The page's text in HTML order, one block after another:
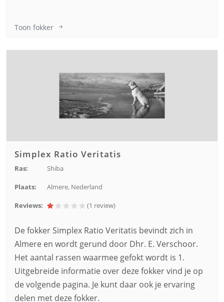
Toon fokker
Simplex Ratio Veritatis
Ras: Shiba
Plaats: Almere, Nederland
Reviews: (1 review)
De fokker Simplex Ratio Veritatis bevindt zich in
Almere en wordt gerund door Dhr. E. Verschoor.
Het aantal rassen waarmee gefokt wordt is 1.
Uitgebreide informatie over deze fokker vind je op
de volgende pagina. Je kunt daar ook je ervaring
delen met deze fokker.